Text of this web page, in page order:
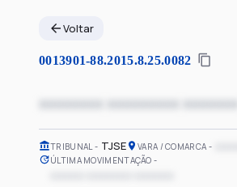
Voltar
0013901-88.2015.8.25.0082
xxxxxxxx xxxxxxxxx xxxxxxx
TRIBUNAL TJSE VARA / COMARCA
ÚLTIMA MOVIMENTAÇÃO